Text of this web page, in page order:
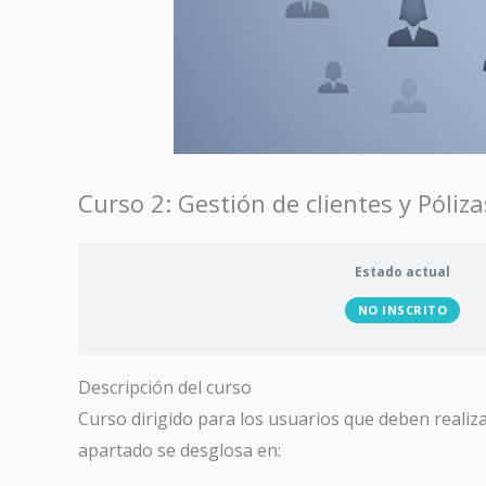
Curso 2: Gestión de clientes y
Estado actual
NO INSCRITO
Descripción del curso
Curso dirigido para los usuarios que deben
apartado se desglosa en: